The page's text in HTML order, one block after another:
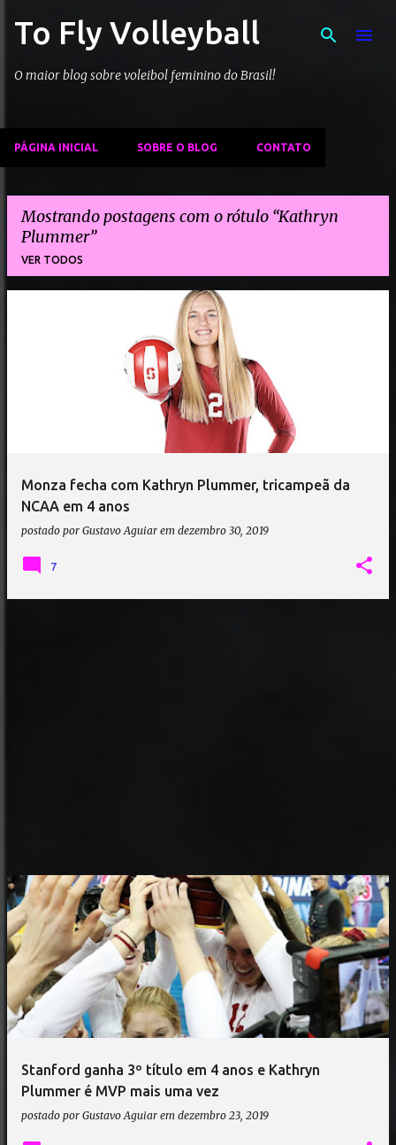
Pular para o conteúdo principal
To Fly Volleyball
O maior blog sobre voleibol feminino do Brasil!
PÁGINA INICIAL SOBRE O BLOG CONTATO
Mostrando postagens com o rótulo Kathryn
Plummer
VER TODOS
Monza fecha com Kathryn Plummer, tricampeã da
NCAA em 4 anos
postado por Gustavo Aguiar em dezembro 30, 2019
7
Stanford ganha 3º título em 4 anos e Kathryn
Plummer é MVP mais uma vez
postado por Gustavo Aguiar em dezembro 23, 2019